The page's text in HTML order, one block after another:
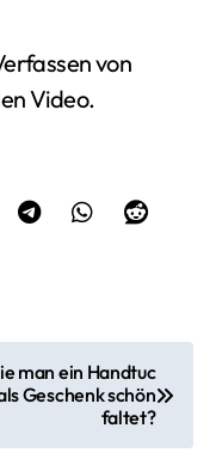
von
Video.
man ein Handtuc
Geschenk schön
faltet?